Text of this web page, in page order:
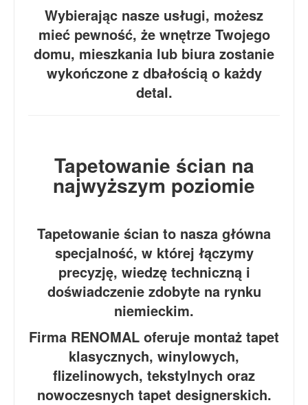
Wybierając nasze usługi, możesz
mieć pewność, że wnętrze Twojego
domu, mieszkania lub biura zostanie
wykończone z dbałością o każdy
detal.
Tapetowanie ścian na
najwyższym poziomie
Tapetowanie ścian to nasza główna
specjalność, w której łączymy
precyzję, wiedzę techniczną i
doświadczenie zdobyte na rynku
niemieckim.
Firma RENOMAL oferuje montaż tapet
klasycznych, winylowych,
flizelinowych, tekstylnych oraz
nowoczesnych tapet designerskich.